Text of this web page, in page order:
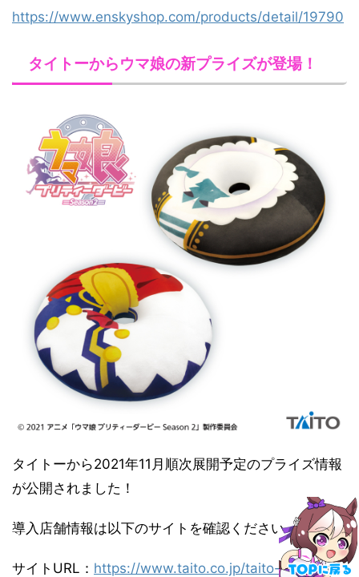
https://www.enskyshop.com/products/detail/19790
タイトーからウマ娘の新プライズが登場！
タイトーから2021年11月順次展開予定のプライズ情報
が公開されました！
導入店舗情報は以下のサイトを確認ください
サイトURL： https://www.taito.co.jp/taito-